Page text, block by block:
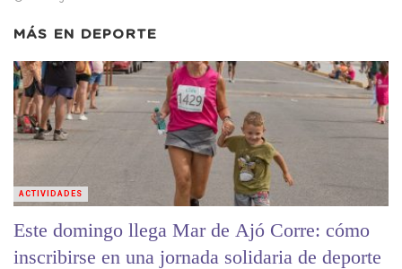
MÁS EN DEPORTE
Este domingo llega Mar de Ajó Corre: cómo
inscribirse en una jornada solidaria de deporte
ACTIVIDADES